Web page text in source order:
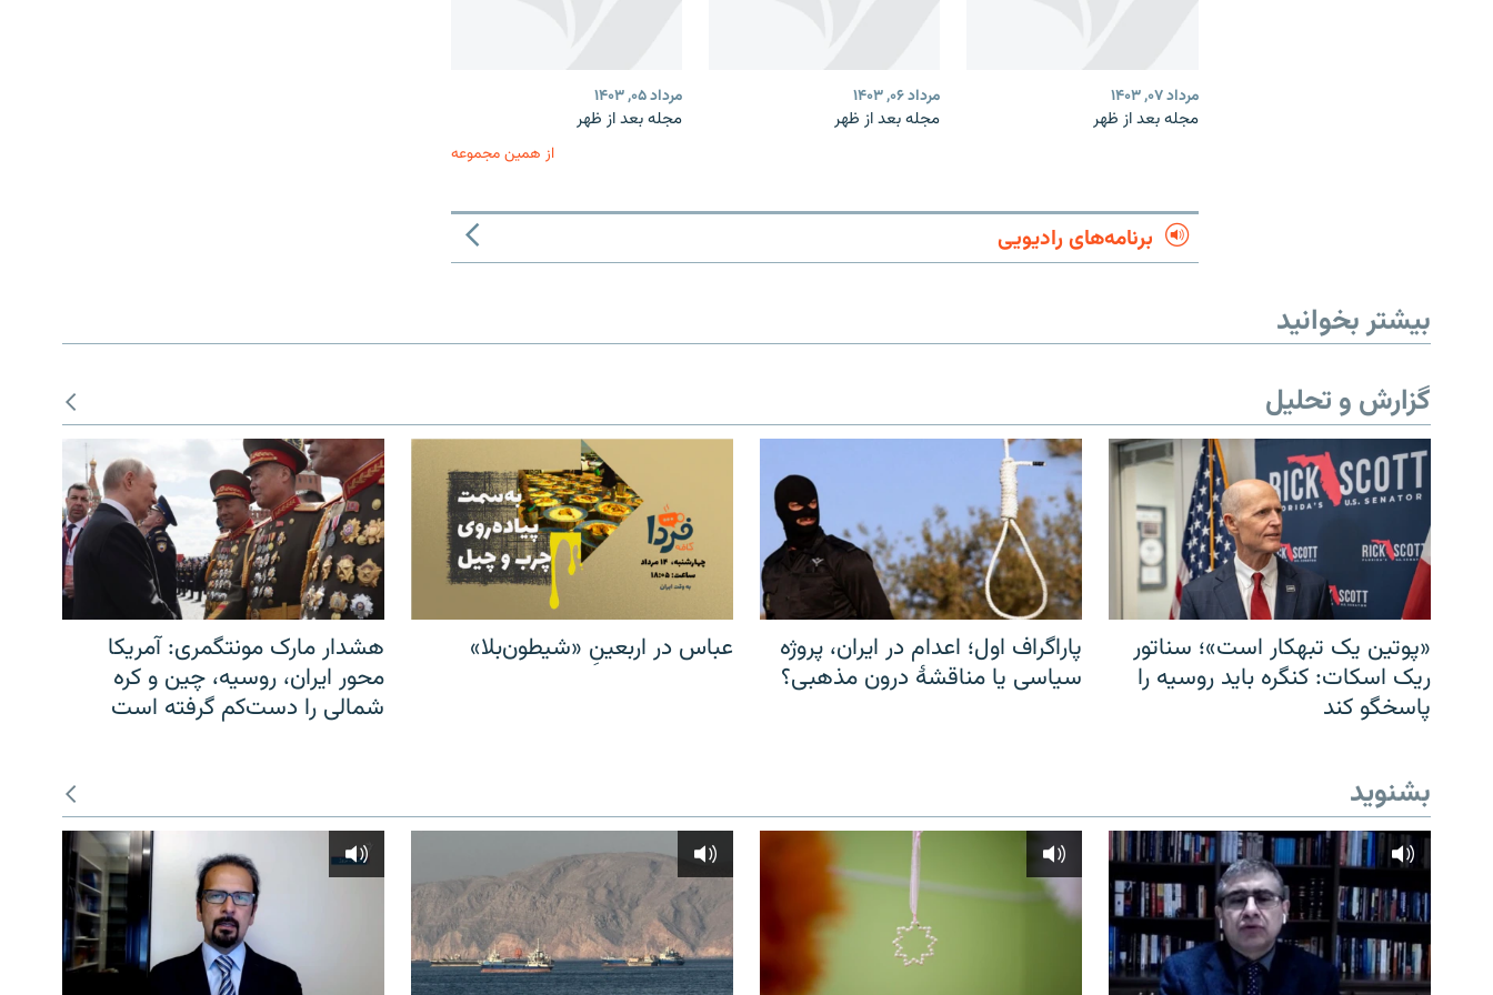
مرداد ۰۷, ۱۴۰۳
مجله بعد از ظهر
مرداد ۰۶, ۱۴۰۳
مجله بعد از ظهر
مرداد ۰۵, ۱۴۰۳
مجله بعد از ظهر
از همین مجموعه
برنامه‌های رادیویی
بیشتر بخوانید
گزارش و تحلیل
«پوتین یک تبهکار است»؛ سناتور
ریک اسکات: کنگره باید روسیه را
پاسخگو کند
پاراگراف اول؛ اعدام در ایران، پروژه
سیاسی یا مناقشهٔ درون مذهبی؟
عباس در اربعینِ «شیطون‌بلا»
هشدار مارک مونتگمری: آمریکا
محور ایران، روسیه، چین و کره
شمالی را دست‌کم گرفته است
بشنوید